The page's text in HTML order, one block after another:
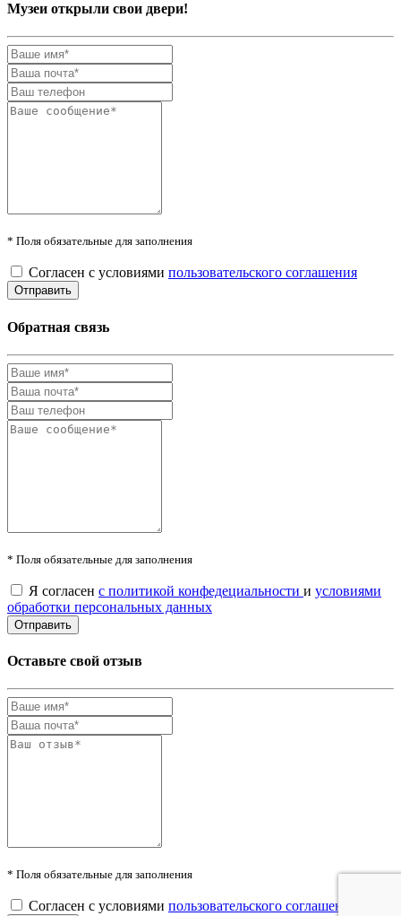
Музеи открыли свои двери!
* Поля обязательные для заполнения
Согласен с условиями пользовательского соглашения
Обратная связь
* Поля обязательные для заполнения
Я согласен с политикой конфедециальности и условиями
обработки персональных данных
Оставьте свой отзыв
* Поля обязательные для заполнения
Согласен с условиями пользовательского соглашения